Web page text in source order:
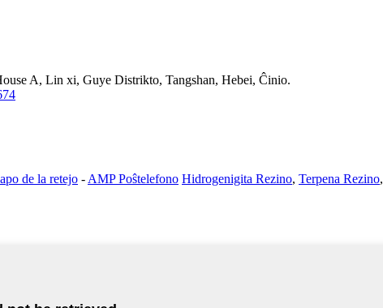
A, Lin xi, Guye Distrikto, Tangshan, Hebei, Ĉinio.
de la retejo - AMP Poŝtelefono Hidrogenigita Rezino, Terpena Rezino,